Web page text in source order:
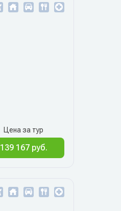
Цена за тур
139 167 руб.